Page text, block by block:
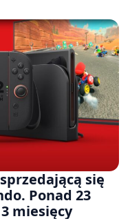
się
Ponad 23
miesięcy